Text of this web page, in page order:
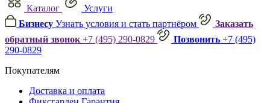
Каталог
Услуги
Бизнесу Узнать условия и стать партнёром
Заказать
обратный звонок +7 (495) 290-0829 Позвонить +7 (495)
290-0829
Покупателям
Доставка и оплата